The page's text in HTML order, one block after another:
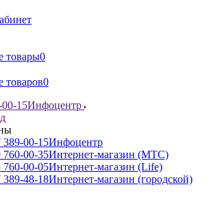
товары0
товаров0
15Инфоцентр
389-00-15Инфоцентр
760-00-35Интернет-магазин (МТС)
760-00-05Интернет-магазин (Life)
389-48-18Интернет-магазин (городской)